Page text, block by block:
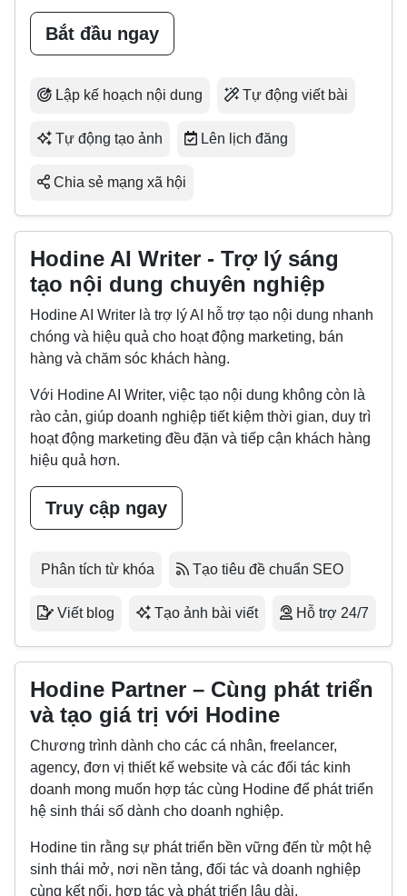
Bắt đầu ngay
Lập kế hoạch nội dung Tự động viết bài
Tự động tạo ảnh Lên lịch đăng
Chia sẻ mạng xã hội
Hodine AI Writer - Trợ lý sáng
tạo nội dung chuyên nghiệp
Hodine AI Writer là trợ lý AI hỗ trợ tạo nội dung nhanh
chóng và hiệu quả cho hoạt động marketing, bán
hàng và chăm sóc khách hàng.
Với Hodine AI Writer, việc tạo nội dung không còn là
rào cản, giúp doanh nghiệp tiết kiệm thời gian, duy trì
hoạt động marketing đều đặn và tiếp cận khách hàng
hiệu quả hơn.
Truy cập ngay
Phân tích từ khóa Tạo tiêu đề chuẩn SEO
Viết blog Tạo ảnh bài viết Hỗ trợ 24/7
Hodine Partner – Cùng phát triển
và tạo giá trị với Hodine
Chương trình dành cho các cá nhân, freelancer,
agency, đơn vị thiết kế website và các đối tác kinh
doanh mong muốn hợp tác cùng Hodine để phát triển
hệ sinh thái số dành cho doanh nghiệp.
Hodine tin rằng sự phát triển bền vững đến từ một hệ
sinh thái mở, nơi nền tảng, đối tác và doanh nghiệp
cùng kết nối, hợp tác và phát triển lâu dài.